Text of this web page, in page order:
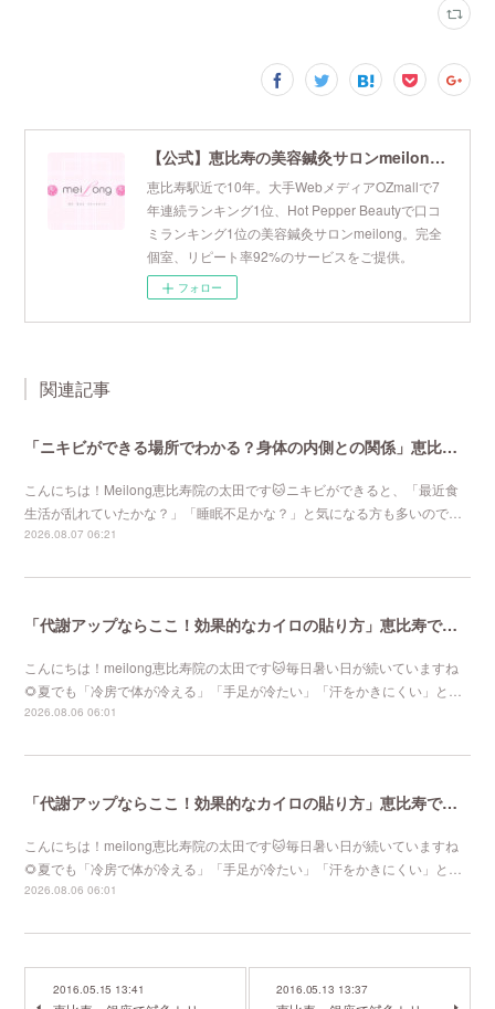
【公式】恵比寿の美容鍼灸サロンmeilong｜ツボを押さえた針・お灸の治療で美容と健康を叶えます
恵比寿駅近で10年。大手WebメディアOZmallで7
年連続ランキング1位、Hot Pepper Beautyで口コ
ミランキング1位の美容鍼灸サロンmeilong。完全
個室、リピート率92%のサービスをご提供。
フォロー
関連記事
「ニキビができる場所でわかる？身体の内側との関係」恵比寿で口コミNo 1美容鍼灸ならmeilong
こんにちは！Meilong恵比寿院の太田です🐱ニキビができると、「最近食
生活が乱れていたかな？」「睡眠不足かな？」と気になる方も多いので…
2026.08.07 06:21
「代謝アップならここ！効果的なカイロの貼り方」恵比寿で口コミNo 1美容鍼灸ならmeilong
こんにちは！meilong恵比寿院の太田です🐱毎日暑い日が続いていますね
🌻夏でも「冷房で体が冷える」「手足が冷たい」「汗をかきにくい」と…
2026.08.06 06:01
「代謝アップならここ！効果的なカイロの貼り方」恵比寿で口コミNo 1美容鍼灸ならmeilong
こんにちは！meilong恵比寿院の太田です🐱毎日暑い日が続いていますね
🌻夏でも「冷房で体が冷える」「手足が冷たい」「汗をかきにくい」と…
2026.08.06 06:01
2016.05.15 13:41 2016.05.13 13:37